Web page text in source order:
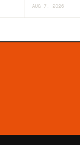
AUG 7, 2026